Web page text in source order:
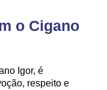
o Cigano
Igor, é
respeito e